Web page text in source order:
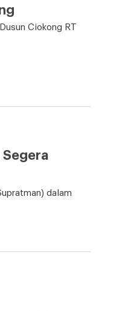
Ciokong RT
dalam